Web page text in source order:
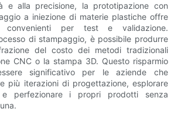
e alla precisione, la prototipazione con
a iniezione di materie plastiche offre
convenienti per test e validazione.
di stampaggio, è possibile produrre
del costo dei metodi tradizionali
CNC o la stampa 3D. Questo risparmio
significativo per le aziende che
più iterazioni di progettazione, esplorare
perfezionare i propri prodotti senza